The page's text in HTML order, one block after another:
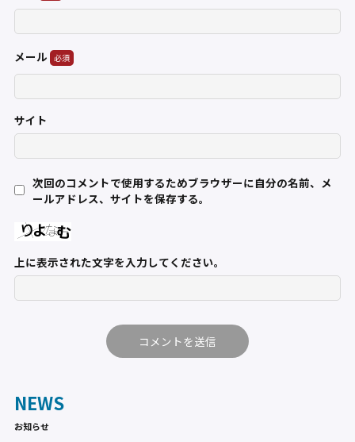
メール
サイト
次回のコメントで使用するためブラウザーに自分の名前、メ
ールアドレス、サイトを保存する。
上に表示された文字を入力してください。
NEWS
お知らせ